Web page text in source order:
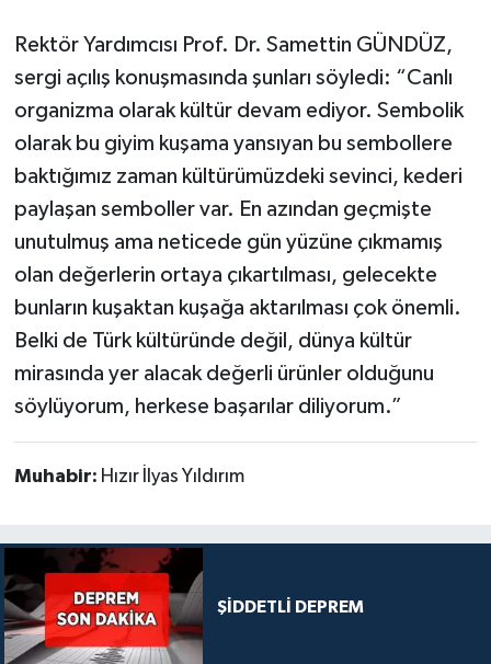
Rektör Yardımcısı Prof. Dr. Samettin GÜNDÜZ,
sergi açılış konuşmasında şunları söyledi: “Canlı
organizma olarak kültür devam ediyor. Sembolik
olarak bu giyim kuşama yansıyan bu sembollere
baktığımız zaman kültürümüzdeki sevinci, kederi
paylaşan semboller var. En azından geçmişte
unutulmuş ama neticede gün yüzüne çıkmamış
olan değerlerin ortaya çıkartılması, gelecekte
bunların kuşaktan kuşağa aktarılması çok önemli.
Belki de Türk kültüründe değil, dünya kültür
mirasında yer alacak değerli ürünler olduğunu
söylüyorum, herkese başarılar diliyorum.”
Muhabir: Hızır İlyas Yıldırım
ŞİDDETLİ DEPREM